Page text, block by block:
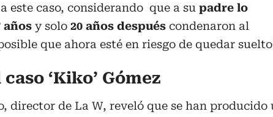
este caso, considerando que a su padre lo
años y solo 20 años después condenaron al
que ahora esté en riesgo de quedar
‘Kiko’ Gómez
director de La W, reveló que se han producido